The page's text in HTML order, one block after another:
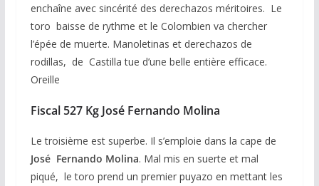
enchaîne avec sincérité des derechazos méritoires. Le
toro baisse de rythme et le Colombien va chercher
l’épée de muerte. Manoletinas et derechazos de
rodillas, de Castilla tue d’une belle entière efficace.
Oreille
Fiscal 527 Kg José Fernando Molina
Le troisième est superbe. Il s’emploie dans la cape de
José Fernando Molina. Mal mis en suerte et mal
piqué, le toro prend un premier puyazo en mettant les